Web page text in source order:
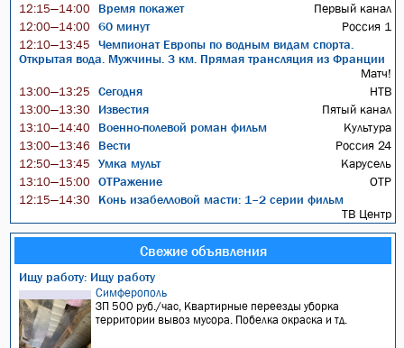
12:15—14:00 Время покажет Первый канал
12:00—14:00 60 минут Россия 1
12:10—13:45
Чемпионат Европы по водным видам спорта.
Открытая вода. Мужчины. 3 км. Прямая трансляция из Франции
Матч!
13:00—13:25 Сегодня НТВ
13:00—13:30 Известия Пятый канал
13:10—14:40 Военно-полевой роман фильм Культура
13:00—13:46 Вести Россия 24
12:50—13:45 Умка мульт Карусель
13:10—15:00 ОТРажение ОТР
12:15—14:30
Конь изабелловой масти: 1–2 серии фильм
ТВ Центр
Свежие объявления
Ищу работу: Ищу работу
Симферополь
ЗП 500 руб./час, Квартирные переезды уборка
территории вывоз мусора. Побелка окраска и тд.